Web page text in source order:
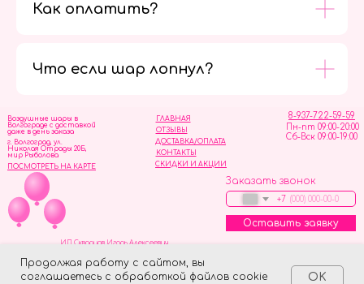
Продолжая работу с сайтом, вы
соглашаетесь с обработкой файлов cookie
OK
Как оплатить?
Что если шар лопнул?
ОТЗЫВЫ
ГЛАВНАЯ
ДОСТАВКА/ОПЛАТА
СКИДКИ И АКЦИИ
КОНТАКТЫ
8-937-722-59-59
Пн-пт 09:00-20:00
Сб-Вск 09:00-19:00
Воздушные шары в
Волгограде с доставкой
даже в день заказа
Заказать звонок
+7
Оставить заявку
г. Волгоград, ул.
Николая Отрады 20Б,
мир Рыболова
ПОСМОТРЕТЬ НА КАРТЕ
ИП Скворцов Игорь Алексеевич
Made on